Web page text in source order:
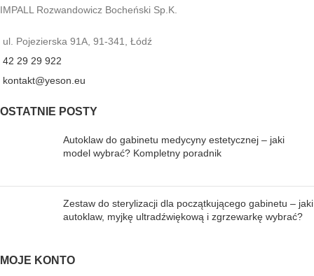
IMPALL Rozwandowicz Bocheński Sp.K.
ul. Pojezierska 91A, 91-341, Łódź
42 29 29 922
kontakt@yeson.eu
OSTATNIE POSTY
Autoklaw do gabinetu medycyny estetycznej – jaki
model wybrać? Kompletny poradnik
Zestaw do sterylizacji dla początkującego gabinetu – jaki
autoklaw, myjkę ultradźwiękową i zgrzewarkę wybrać?
MOJE KONTO